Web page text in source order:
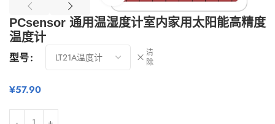
PCsensor 通用温湿度计室内家用太阳能高精度
温度计
型号
清
除
¥57.90